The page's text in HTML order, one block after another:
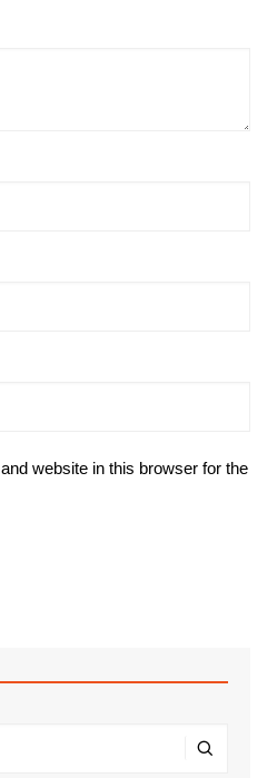
website in this browser for the